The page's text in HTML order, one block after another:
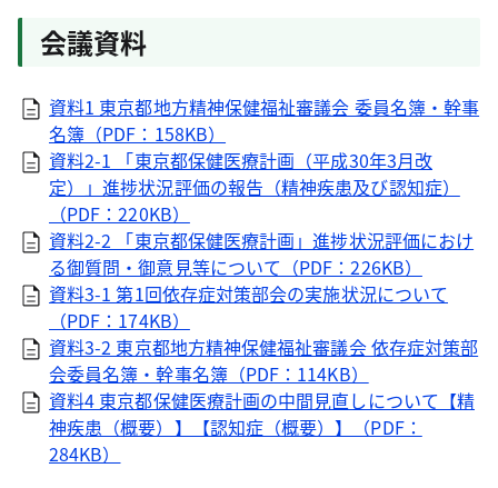
会議資料
資料1 東京都地方精神保健福祉審議会 委員名簿・幹事
名簿（PDF：158KB）
資料2-1 「東京都保健医療計画（平成30年3月改
定）」進捗状況評価の報告（精神疾患及び認知症）
（PDF：220KB）
資料2-2 「東京都保健医療計画」進捗状況評価におけ
る御質問・御意見等について（PDF：226KB）
資料3-1 第1回依存症対策部会の実施状況について
（PDF：174KB）
資料3-2 東京都地方精神保健福祉審議会 依存症対策部
会委員名簿・幹事名簿（PDF：114KB）
資料4 東京都保健医療計画の中間見直しについて【精
神疾患（概要）】【認知症（概要）】（PDF：
284KB）